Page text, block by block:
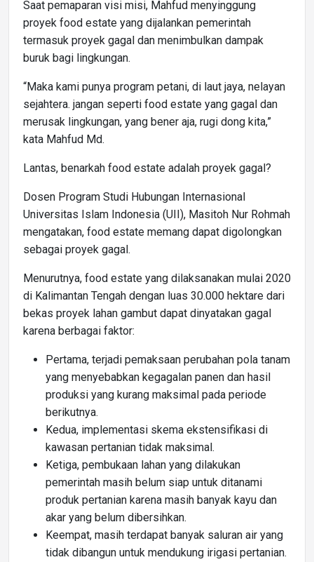
Saat pemaparan visi misi, Mahfud menyinggung
proyek food estate yang dijalankan pemerintah
termasuk proyek gagal dan menimbulkan dampak
buruk bagi lingkungan.
“Maka kami punya program petani, di laut jaya, nelayan
sejahtera. jangan seperti food estate yang gagal dan
merusak lingkungan, yang bener aja, rugi dong kita,”
kata Mahfud Md.
Lantas, benarkah food estate adalah proyek gagal?
Dosen Program Studi Hubungan Internasional
Universitas Islam Indonesia (UII), Masitoh Nur Rohmah
mengatakan, food estate memang dapat digolongkan
sebagai proyek gagal.
Menurutnya, food estate yang dilaksanakan mulai 2020
di Kalimantan Tengah dengan luas 30.000 hektare dari
bekas proyek lahan gambut dapat dinyatakan gagal
karena berbagai faktor:
Pertama, terjadi pemaksaan perubahan pola tanam
yang menyebabkan kegagalan panen dan hasil
produksi yang kurang maksimal pada periode
berikutnya.
Kedua, implementasi skema ekstensifikasi di
kawasan pertanian tidak maksimal.
Ketiga, pembukaan lahan yang dilakukan
pemerintah masih belum siap untuk ditanami
produk pertanian karena masih banyak kayu dan
akar yang belum dibersihkan.
Keempat, masih terdapat banyak saluran air yang
tidak dibangun untuk mendukung irigasi pertanian.